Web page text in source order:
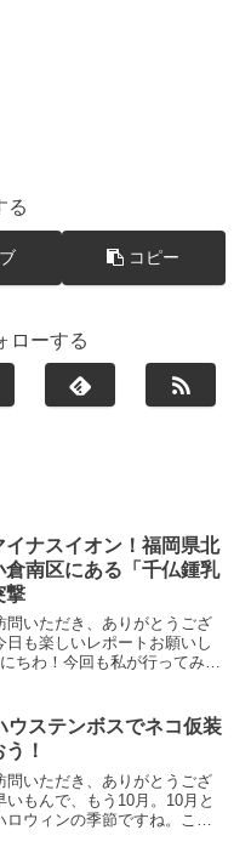
る
コピー
ローする
イナスイオン！福岡県北
倉南区にある「千仏鍾乳
撃
問いただき、ありがとうござ
日も楽しいレポートお願いし
ちわ！今回も私が行ってみて
個人的にとても楽しかったで
楽しめる、体...
ウステンボスでネコ仮装
！
問いただき、ありがとうござ
いもんで、もう10月。10月と
ロウィンの季節ですね。ここ